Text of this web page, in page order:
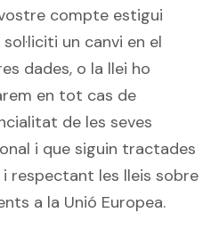
compte estigui
un canvi en el
dades, o la llei ho
en tot cas de
de les seves
i que siguin tractades
respectant les lleis sobre
a la Unió Europea.